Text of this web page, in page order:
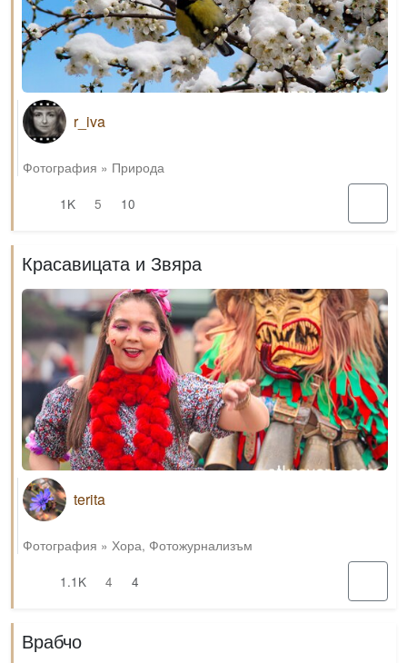
r_iva
Фотография » Природа
1K
5 10
Красавицата и Звяра
terita
Фотография » Хора, Фотожурнализъм
1.1K
4 4
Врабчо